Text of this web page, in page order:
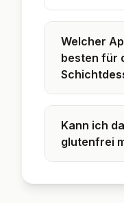
Welcher
besten für
Kann ich
glutenfrei